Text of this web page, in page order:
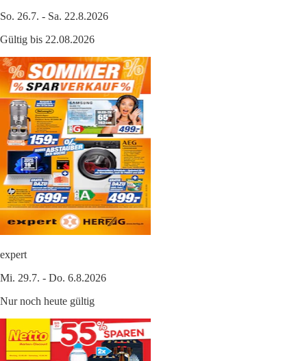
So. 26.7. - Sa. 22.8.2026
Gültig bis 22.08.2026
expert
Mi. 29.7. - Do. 6.8.2026
Nur noch heute gültig